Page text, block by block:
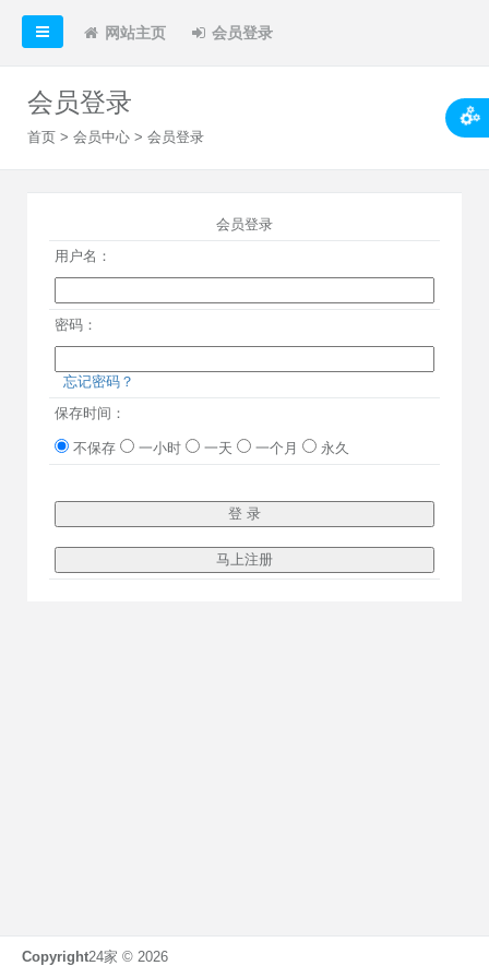
网站主页 会员登录
会员登录
首页 > 会员中心 > 会员登录
会员登录
用户名：
密码：
忘记密码？
保存时间：
不保存 一小时 一天 一个月 永久
Copyright24家 © 2026